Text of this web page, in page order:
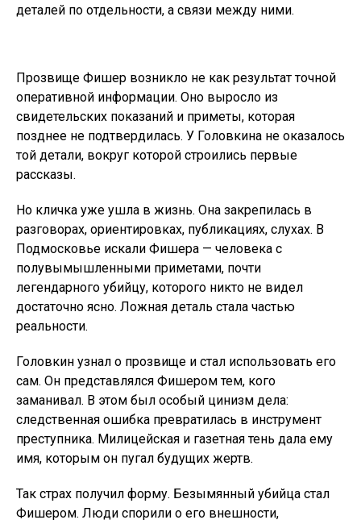
деталей по отдельности, а связи между ними.
Прозвище Фишер возникло не как результат точной
оперативной информации. Оно выросло из
свидетельских показаний и приметы, которая
позднее не подтвердилась. У Головкина не оказалось
той детали, вокруг которой строились первые
рассказы.
Но кличка уже ушла в жизнь. Она закрепилась в
разговорах, ориентировках, публикациях, слухах. В
Подмосковье искали Фишера — человека с
полувымышленными приметами, почти
легендарного убийцу, которого никто не видел
достаточно ясно. Ложная деталь стала частью
реальности.
Головкин узнал о прозвище и стал использовать его
сам. Он представлялся Фишером тем, кого
заманивал. В этом был особый цинизм дела:
следственная ошибка превратилась в инструмент
преступника. Милицейская и газетная тень дала ему
имя, которым он пугал будущих жертв.
Так страх получил форму. Безымянный убийца стал
Фишером. Люди спорили о его внешности,